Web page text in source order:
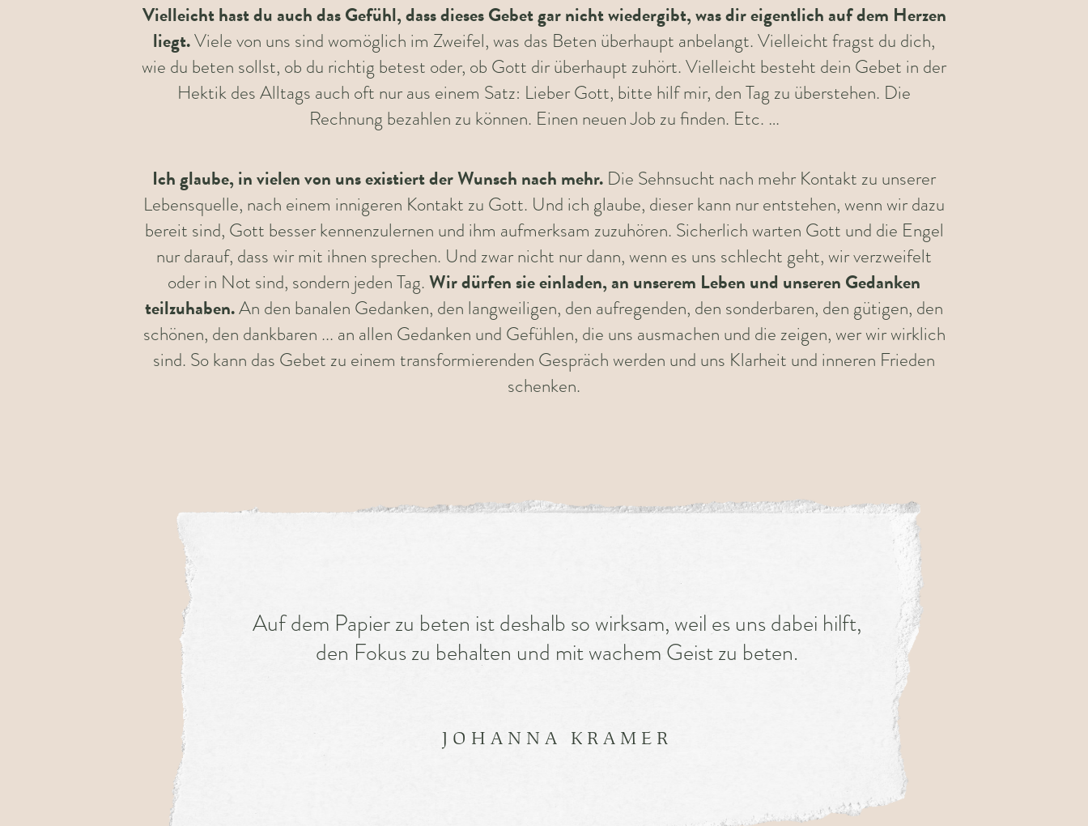
Vielleicht hast du auch das Gefühl, dass dieses Gebet gar nicht wiedergibt, was dir eigentlich auf dem Herzen
liegt.Viele von uns sind womöglich im Zweifel, was das Beten überhaupt anbelangt. Vielleicht fragst du dich,
wie du beten sollst, ob du richtig betest oder, ob Gott dir überhaupt zuhört. Vielleicht besteht dein Gebet in der
Hektik des Alltags auch oft nur aus einem Satz: Lieber Gott, bitte hilf mir, den Tag zu überstehen. Die
Rechnung bezahlen zu können. Einen neuen Job zu finden. Etc. …
Ich glaube, in vielen von uns existiert der Wunsch nach mehr. Die Sehnsucht nach mehr Kontakt zu unserer
Lebensquelle, nach einem innigeren Kontakt zu Gott. Und ich glaube, dieser kann nur entstehen, wenn wir dazu
bereit sind, Gott besser kennenzulernen und ihm aufmerksam zuzuhören. Sicherlich warten Gott und die Engel
nur darauf, dass wir mit ihnen sprechen. Und zwar nicht nur dann, wenn es uns schlecht geht, wir verzweifelt
oder in Not sind, sondern jeden Tag.Wir dürfen sie einladen, an unserem Leben und unseren Gedanken
teilzuhaben.An den banalen Gedanken, den langweiligen, den aufregenden, den sonderbaren, den gütigen, den
schönen, den dankbaren ... an allen Gedanken und Gefühlen, die uns ausmachen und die zeigen, wer wir wirklich
sind. So kann das Gebet zu einem transformierenden Gespräch werden und uns Klarheit und inneren Frieden
schenken.
Auf dem Papier zu beten ist deshalb so wirksam, weil es uns dabei hilft,
den Fokus zu behalten und mit wachem Geist zu beten.
JOHANNA KRAMER